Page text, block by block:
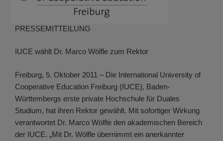
PRESSEMITTEILUNG
IUCE wählt Dr. Marco Wölfle zum Rektor
Freiburg, 5. Oktober 2011 – Die International University of
Cooperative Education Freiburg (IUCE), Baden-
Württembergs erste private Hochschule für Duales
Studium, hat ihren Rektor gewählt. Mit sofortiger Wirkung
verantwortet Dr. Marco Wölfle den akademischen Bereich
der IUCE. „Mit Dr. Wölfle übernimmt ein anerkannter